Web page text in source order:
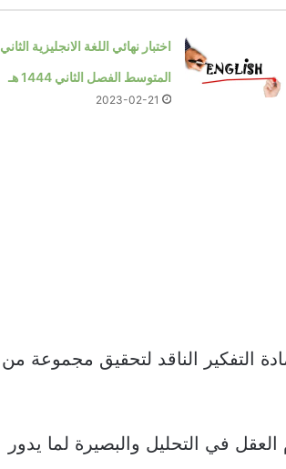
اختبار نهائي اللغة الانجليزية الثاني
المتوسط الفصل الثاني 1444 هـ
2023-02-21
التفكير الناقد لتحقيق مجموعة من
في التحليل والبصيرة لما يدور